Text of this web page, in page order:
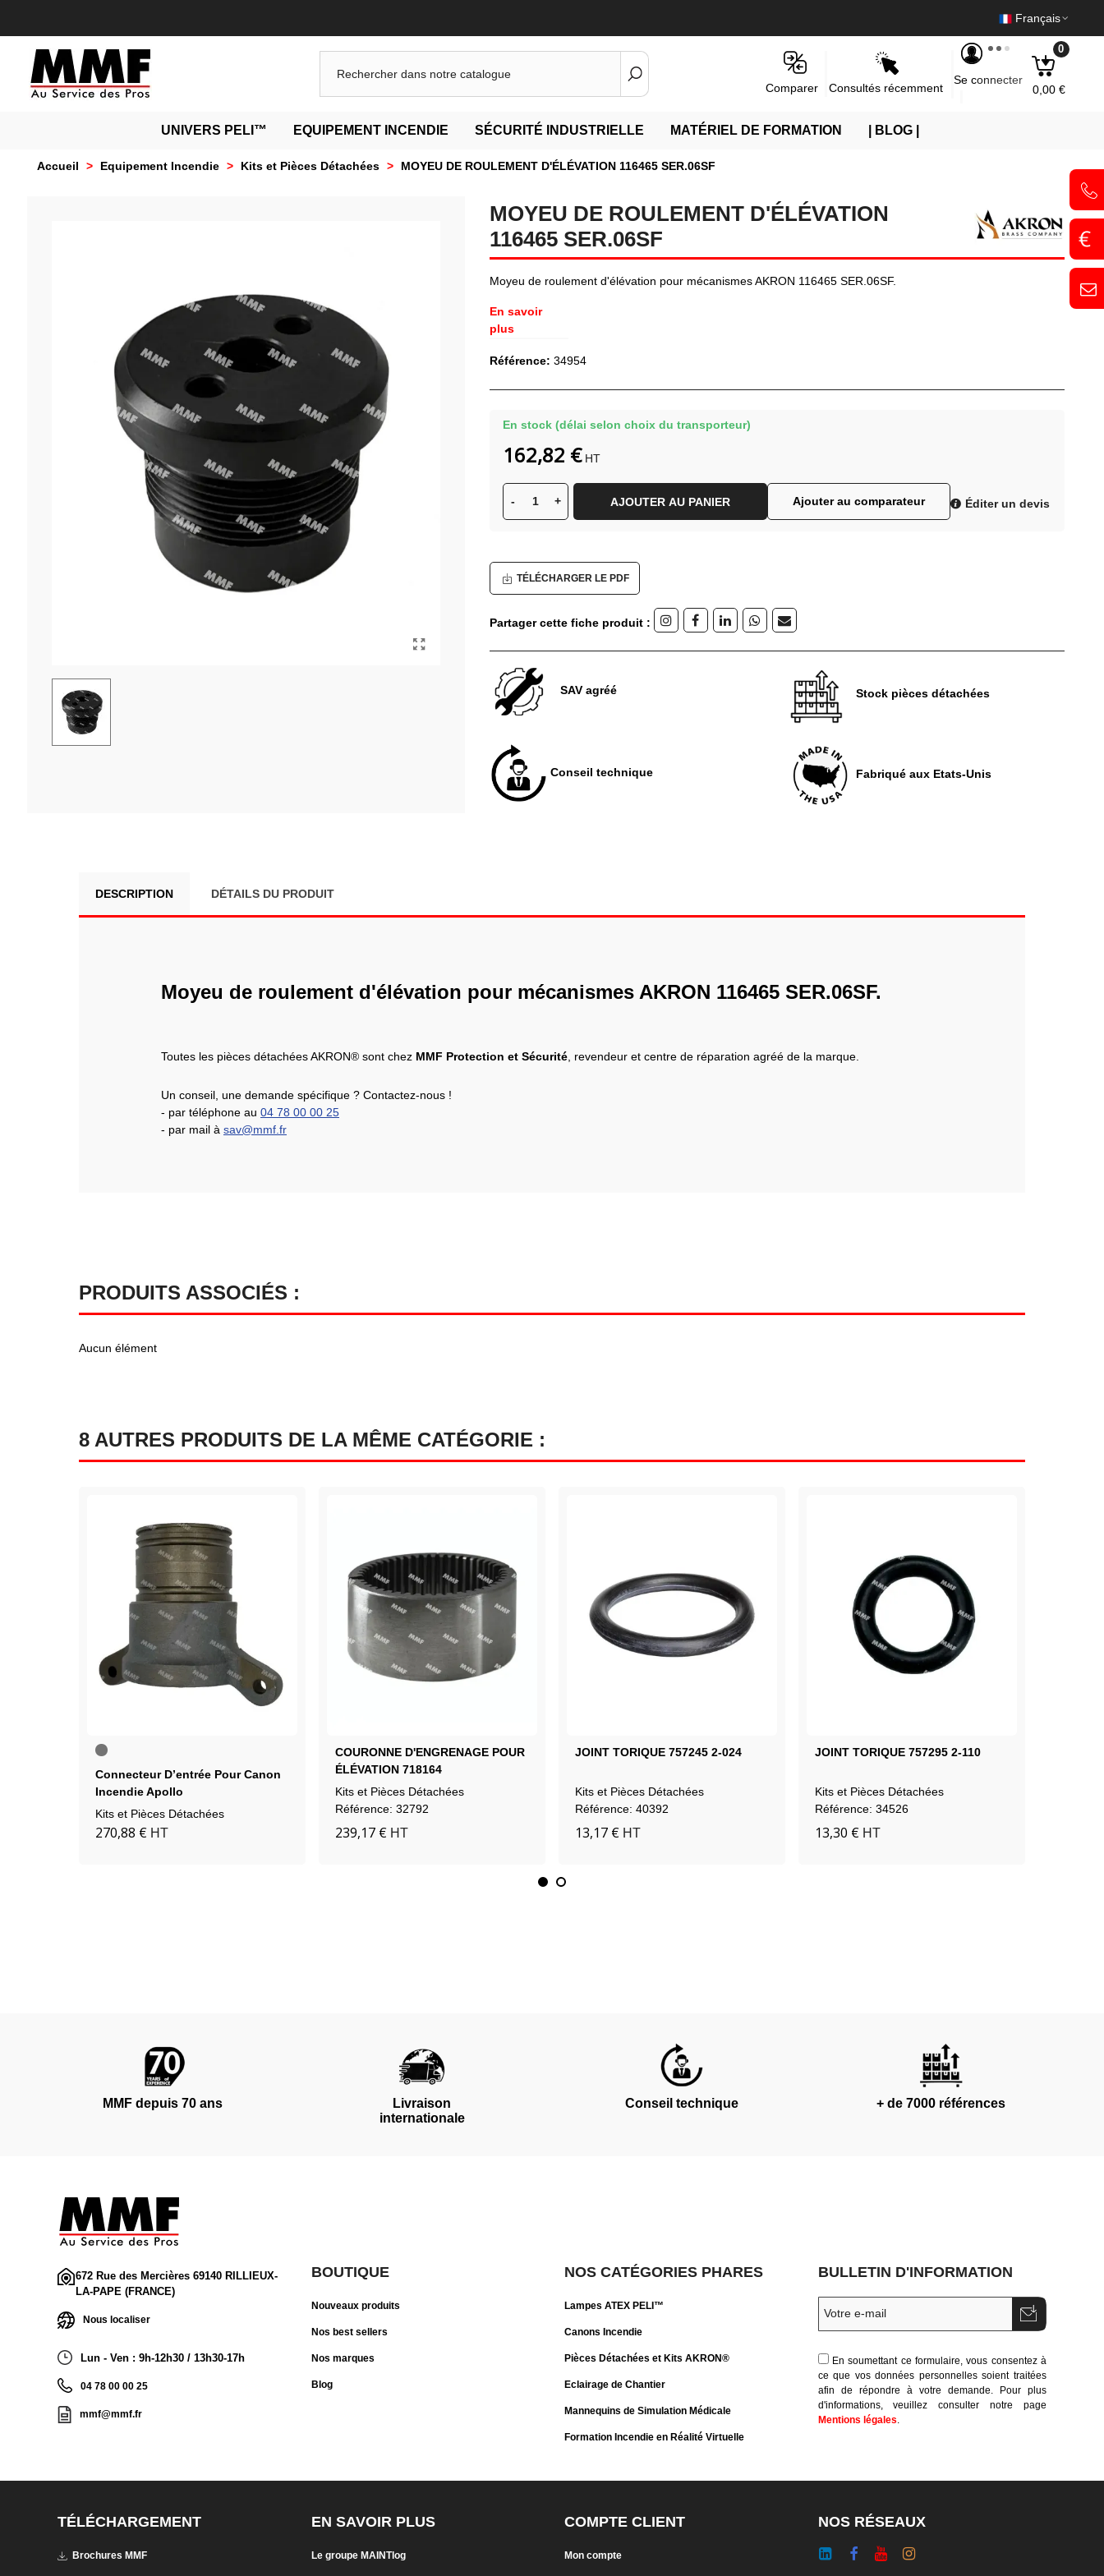
Français
Consultés récemment
Se connecter
0
0,00 €
Comparer
UNIVERS PELI™ EQUIPEMENT INCENDIE SÉCURITÉ INDUSTRIELLE MATÉRIEL DE FORMATION | BLOG |
Accueil > Equipement Incendie > Kits et Pièces Détachées > MOYEU DE ROULEMENT D'ÉLÉVATION 116465 SER.06SF
MOYEU DE ROULEMENT D'ÉLÉVATION
116465 SER.06SF
Moyeu de roulement d'élévation pour mécanismes AKRON 116465 SER.06SF.
En savoir
plus
Référence: 34954
En stock (délai selon choix du transporteur)
- + AJOUTER AU PANIER Ajouter au comparateur Éditer un devis
162,82 € HT
TÉLÉCHARGER LE PDF
Partager cette fiche produit :
SAV agréé Stock pièces détachées
Conseil technique Fabriqué aux Etats-Unis
DESCRIPTION DÉTAILS DU PRODUIT
Moyeu de roulement d'élévation pour mécanismes AKRON 116465 SER.06SF.
Toutes les pièces détachées AKRON® sont chez MMF Protection et Sécurité , revendeur et centre de réparation agréé de la marque.
Un conseil, une demande spécifique ? Contactez-nous !
- par téléphone au 04 78 00 00 25
- par mail à sav@mmf.fr
PRODUITS ASSOCIÉS :
Aucun élément
8 AUTRES PRODUITS DE LA MÊME CATÉGORIE :
Brut
peint)
Connecteur D’entrée Pour Canon
Incendie Apollo
Kits et Pièces Détachées
270,88 € HT
COURONNE D'ENGRENAGE POUR
ÉLÉVATION 718164
Kits et Pièces Détachées
Référence: 32792
239,17 € HT
JOINT TORIQUE 757245 2-024
Kits et Pièces Détachées
Référence: 40392
13,17 € HT
JOINT TORIQUE 757295 2-110
Kits et Pièces Détachées
Référence: 34526
13,30 € HT
MMF depuis 70 ans
Livraison
internationale
Conseil technique + de 7000 références
672 Rue des Mercières 69140 RILLIEUX-
LA-PAPE (FRANCE)
Nous localiser
Lun - Ven : 9h-12h30 / 13h30-17h
04 78 00 00 25
mmf@mmf.fr
BOUTIQUE
Nouveaux produits
Nos best sellers
Nos marques
Blog
NOS CATÉGORIES PHARES
Lampes ATEX PELI™
Canons Incendie
Pièces Détachées et Kits AKRON®
Eclairage de Chantier
Mannequins de Simulation Médicale
Formation Incendie en Réalité Virtuelle
BULLETIN D'INFORMATION
En soumettant ce formulaire, vous consentez à
ce que vos données personnelles soient traitées
afin de répondre à votre demande. Pour plus
d'informations, veuillez consulter notre page
Mentions légales
TÉLÉCHARGEMENT
Brochures MMF
EN SAVOIR PLUS
Le groupe MAINTlog
COMPTE CLIENT
Mon compte
NOS RÉSEAUX